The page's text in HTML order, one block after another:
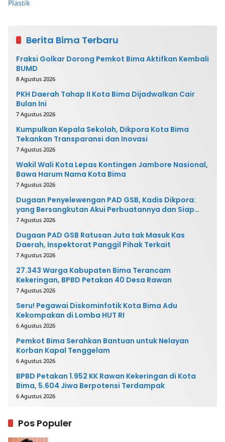
Berita Bima Terbaru
Fraksi Golkar Dorong Pemkot Bima Aktifkan Kembali
BUMD
8 Agustus 2026
PKH Daerah Tahap II Kota Bima Dijadwalkan Cair
Bulan Ini
7 Agustus 2026
Kumpulkan Kepala Sekolah, Dikpora Kota Bima
Tekankan Transparansi dan Inovasi
7 Agustus 2026
Wakil Wali Kota Lepas Kontingen Jambore Nasional,
Bawa Harum Nama Kota Bima
7 Agustus 2026
Dugaan Penyelewengan PAD GSB, Kadis Dikpora:
yang Bersangkutan Akui Perbuatannya dan Siap
Mengembalikan Uang
7 Agustus 2026
Dugaan PAD GSB Ratusan Juta tak Masuk Kas
Daerah, Inspektorat Panggil Pihak Terkait
7 Agustus 2026
27.343 Warga Kabupaten Bima Terancam
Kekeringan, BPBD Petakan 40 Desa Rawan
7 Agustus 2026
Seru! Pegawai Diskominfotik Kota Bima Adu
Kekompakan di Lomba HUT RI
6 Agustus 2026
Pemkot Bima Serahkan Bantuan untuk Nelayan
Korban Kapal Tenggelam
6 Agustus 2026
BPBD Petakan 1.952 KK Rawan Kekeringan di Kota
Bima, 5.604 Jiwa Berpotensi Terdampak
6 Agustus 2026
Pos Populer